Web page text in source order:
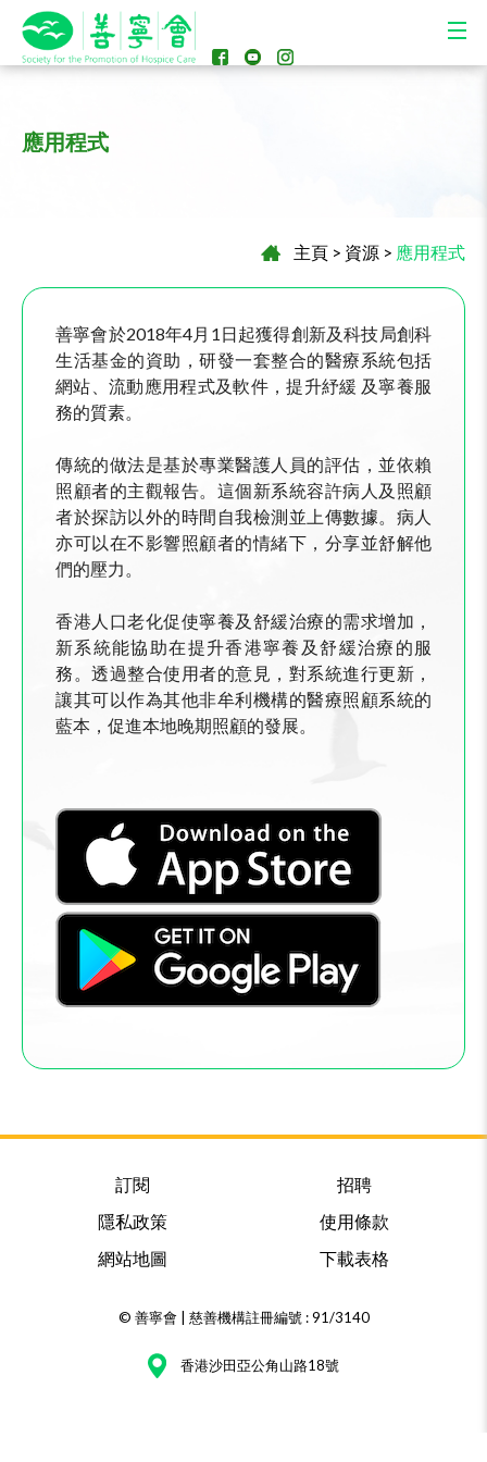
應用程式
主頁 > 資源 > 應用程式
善寧會於2018年4月1日起獲得創新及科技局創科
生活基金的資助，研發一套整合的醫療系統包括
網站、流動應用程式及軟件，提升紓緩 及寧養服
務的質素。
傳統的做法是基於專業醫護人員的評估，並依賴
照顧者的主觀報告。這個新系統容許病人及照顧
者於探訪以外的時間自我檢測並上傳數據。病人
亦可以在不影響照顧者的情緒下，分享並舒解他
們的壓力。
香港人口老化促使寧養及舒緩治療的需求增加，
新系統能協助在提升香港寧養及舒緩治療的服
務。透過整合使用者的意見，對系統進行更新，
讓其可以作為其他非牟利機構的醫療照顧系統的
藍本，促進本地晚期照顧的發展。
訂閱
招聘
隱私政策
使用條款
網站地圖
下載表格
© 善寧會 | 慈善機構註冊編號 : 91/3140
香港沙田亞公角山路18號